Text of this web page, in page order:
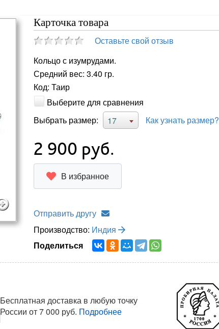
Карточка товара
Оставьте свой отзыв
Кольцо с изумрудами.
Средний вес: 3.40 гр.
Код: Таир
Выберите для сравнения
Выбрать размер:
17 Как узнать размер?
2 900 руб.
В избранное
Отправить другу
Производство: Индия
Поделиться
Бесплатная доставка в любую точку
Россииот 7 000 руб. Подробнее